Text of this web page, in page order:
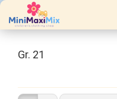
Gr. 21